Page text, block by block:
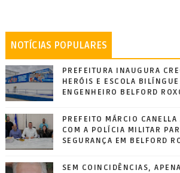
NOTÍCIAS POPULARES
PREFEITURA INAUGURA
HERÓIS E ESCOLA
ENGENHEIRO BELFORD
PREFEITO MÁRCIO
COM A POLÍCIA MILITAR
SEGURANÇA EM BELFORD
SEM COINCIDÊNCIAS,